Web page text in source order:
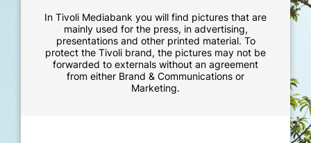
In Tivoli Mediabank you will find pictures that are
mainly used for the press, in advertising,
presentations and other printed material. To
protect the Tivoli brand, the pictures may not be
forwarded to externals without an agreement
from either Brand & Communications or
Marketing.